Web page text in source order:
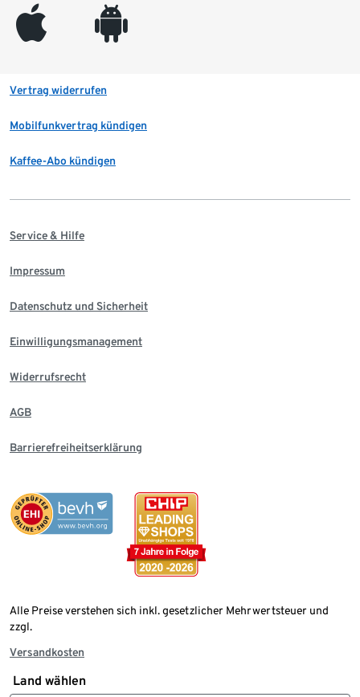
appleinc android
Vertrag widerrufen
Mobilfunkvertrag kündigen
Kaffee-Abo kündigen
Service & Hilfe
Impressum
Datenschutz und Sicherheit
Einwilligungsmanagement
Widerrufsrecht
AGB
Barrierefreiheitserklärung
Alle Preise verstehen sich inkl. gesetzlicher Mehrwertsteuer und
zzgl.
Versandkosten
Land wählen